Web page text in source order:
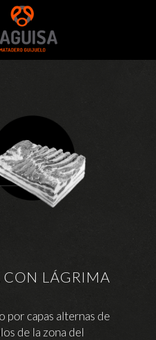
CON LÁGRIMA
por capas alternas de
de la zona del